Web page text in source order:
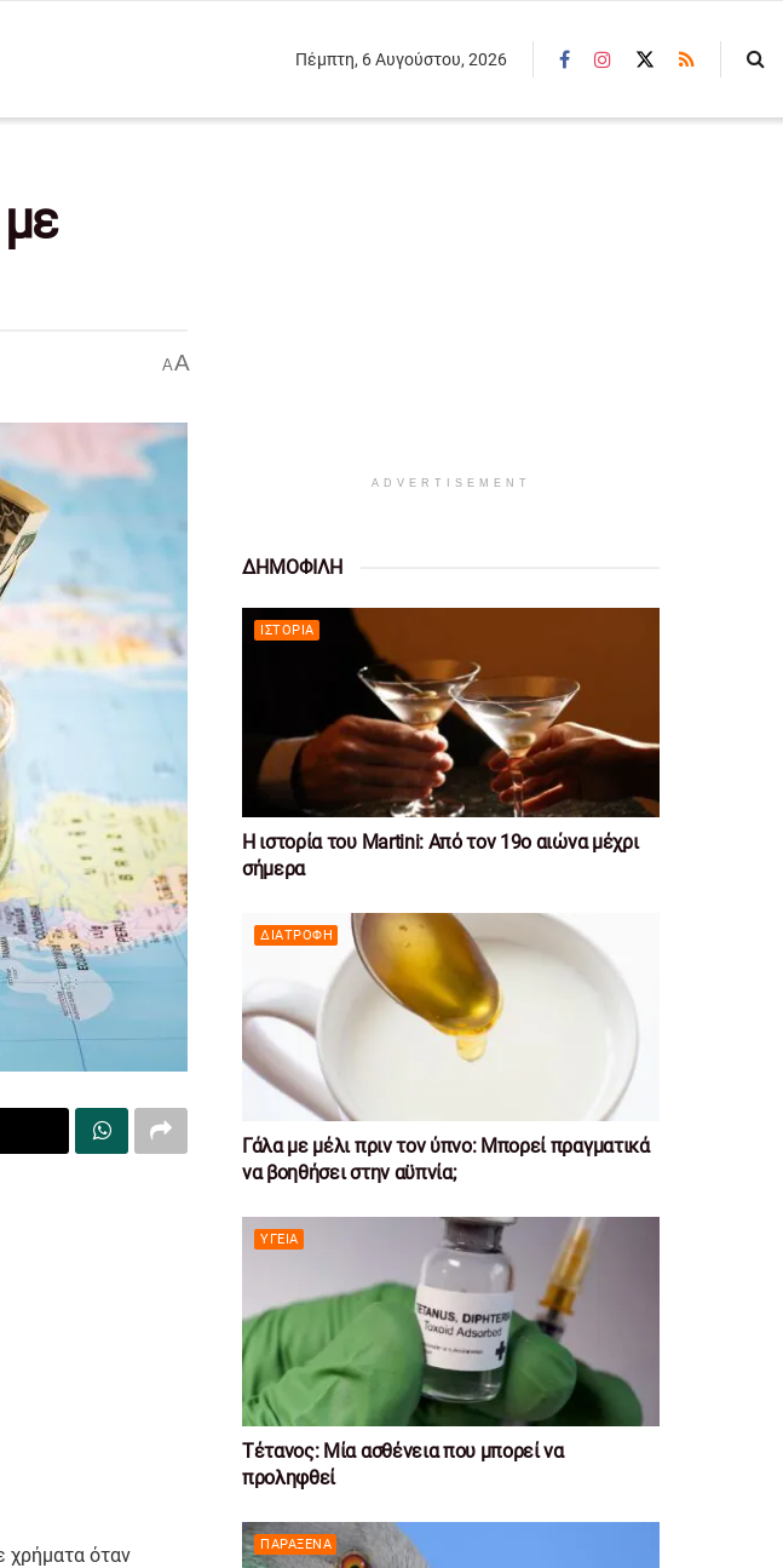
Πέμπτη, 6 Αυγούστου, 2026
AA
χρήματα όταν
ADVERTISEMENT
ΔΗΜΟΦΙΛΗ
ΙΣΤΟΡΊΑ
Η ιστορία του Martini: Από τον 19ο αιώνα μέχρι
σήμερα
ΔΙΑΤΡΟΦΉ
Γάλα με μέλι πριν τον ύπνο: Μπορεί πραγματικά
να βοηθήσει στην αϋπνία;
ΥΓΕΊΑ
Τέτανος: Μία ασθένεια που μπορεί να
προληφθεί
ΠΑΡΆΞΕΝΑ